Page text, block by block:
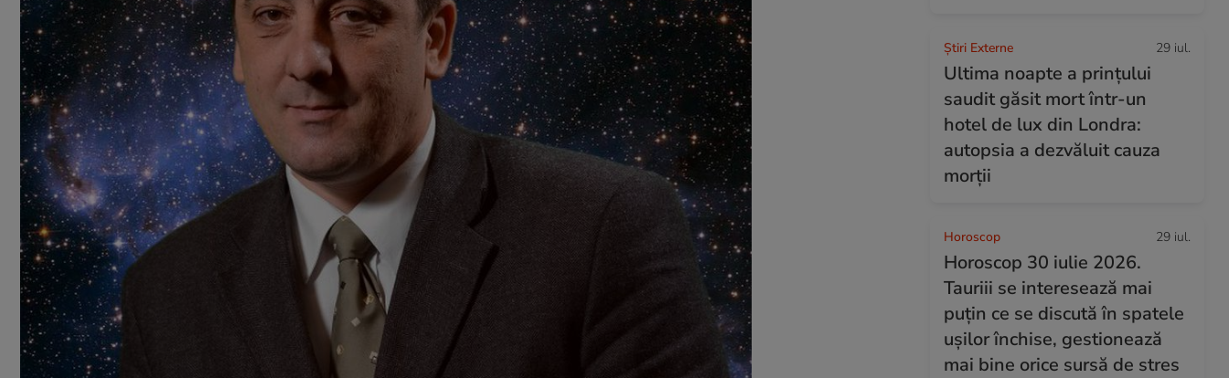
Știri Externe 29 iul.
Ultima noapte a prințului
saudit găsit mort într-un
hotel de lux din Londra:
autopsia a dezvăluit cauza
morții
Horoscop 29 iul.
Horoscop 30 iulie 2026.
Tauriii se interesează mai
puțin ce se discută în spatele
ușilor închise, gestionează
mai bine orice sursă de stres